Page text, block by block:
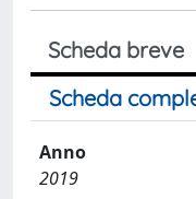
Scheda breve
Scheda
Anno
2019